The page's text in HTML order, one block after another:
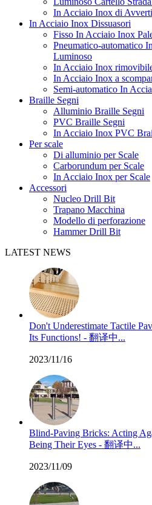
In Acciaio Inox di
In Acciaio Inox Dissuasori
Fisso In Acciaio Inox
Pneumatico-automatico
Luminoso
In Acciaio Inox
In Acciaio Inox a
Semi-automatico In
Braille Segni
Alluminio Braille Segni
PVC Braille Segni
In Acciaio Inox PVC
Per scale
Di alluminio per Scale
Carborundum per Scale
In Acciaio Inox per Scale
Accessori
Nucleo Drill Bit
Trapano Macchina
Modello di perforazione
Hammer Drill Bit
LATEST NEWS
Don't Underestimate Tactile
Its Functions! - 翻译中...
2023/11/16
Blind-Paving Bricks: Acting
Being Their Eyes - 翻译中...
2023/11/09